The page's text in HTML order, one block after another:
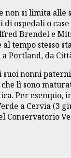
si limita
ospedali o
Brendel e
stesso
da
nonni
lì sono
Per esempio,
a Cervia (3